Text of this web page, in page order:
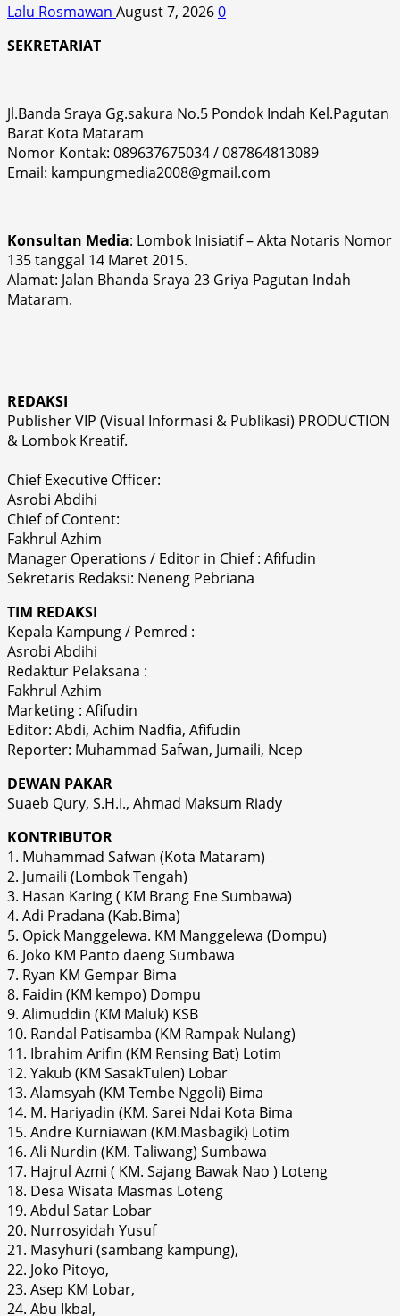
Lalu Rosmawan August 7, 20260
SEKRETARIAT
Jl.Banda Sraya Gg.sakura No.5 Pondok Indah Kel.Pagutan
Barat Kota Mataram
Nomor Kontak: 089637675034 / 087864813089
Email: kampungmedia2008@gmail.com
Konsultan Media: Lombok Inisiatif – Akta Notaris Nomor
135 tanggal 14 Maret 2015.
Alamat: Jalan Bhanda Sraya 23 Griya Pagutan Indah
Mataram.
REDAKSI
Publisher VIP (Visual Informasi & Publikasi) PRODUCTION
& Lombok Kreatif.
Chief Executive Officer:
Asrobi Abdihi
Chief of Content:
Fakhrul Azhim
Manager Operations / Editor in Chief : Afifudin
Sekretaris Redaksi: Neneng Pebriana
TIM REDAKSI
Kepala Kampung / Pemred :
Asrobi Abdihi
Redaktur Pelaksana :
Fakhrul Azhim
Marketing : Afifudin
Editor: Abdi, Achim Nadfia, Afifudin
Reporter: Muhammad Safwan, Jumaili, Ncep
DEWAN PAKAR
Suaeb Qury, S.H.I., Ahmad Maksum Riady
KONTRIBUTOR
1. Muhammad Safwan (Kota Mataram)
2. Jumaili (Lombok Tengah)
3. Hasan Karing ( KM Brang Ene Sumbawa)
4. Adi Pradana (Kab.Bima)
5. Opick Manggelewa. KM Manggelewa (Dompu)
6. Joko KM Panto daeng Sumbawa
7. Ryan KM Gempar Bima
8. Faidin (KM kempo) Dompu
9. Alimuddin (KM Maluk) KSB
10. Randal Patisamba (KM Rampak Nulang)
11. Ibrahim Arifin (KM Rensing Bat) Lotim
12. Yakub (KM SasakTulen) Lobar
13. Alamsyah (KM Tembe Nggoli) Bima
14. M. Hariyadin (KM. Sarei Ndai Kota Bima
15. Andre Kurniawan (KM.Masbagik) Lotim
16. Ali Nurdin (KM. Taliwang) Sumbawa
17. Hajrul Azmi ( KM. Sajang Bawak Nao ) Loteng
18. Desa Wisata Masmas Loteng
19. Abdul Satar Lobar
20. Nurrosyidah Yusuf
21. Masyhuri (sambang kampung),
22. Joko Pitoyo,
23. Asep KM Lobar,
24. Abu Ikbal,